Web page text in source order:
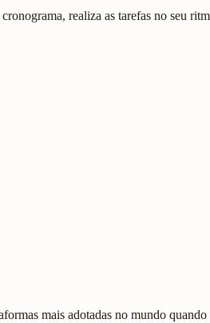
realiza as tarefas no seu
mais adotadas no mundo